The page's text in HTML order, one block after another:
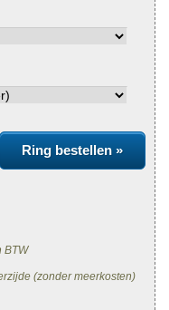
Ring bestellen »
BTW
(zonder meerkosten)